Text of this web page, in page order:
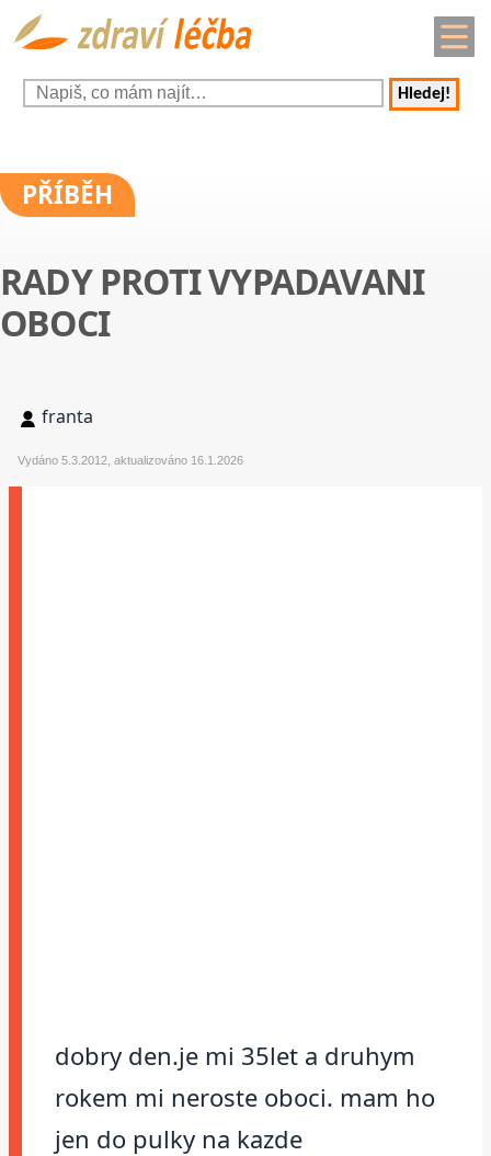
Hledej!
PŘÍBĚH
RADY PROTI VYPADAVANI
OBOCI
franta
Vydáno 5.3.2012, aktualizováno 16.1.2026
dobry den.je mi 35let a druhym
rokem mi neroste oboci. mam ho
jen do pulky na kazde